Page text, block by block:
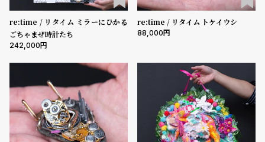
注
販
デ
ル
誌
掲
品
装
ー
re:time / リタイム ミラーにひかる
ごちゃまぜ時計たち
242,000
re:time / リタイム トケイウシ
88,000